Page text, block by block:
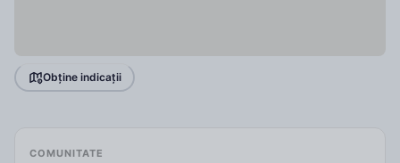
COMUNITATE
Obține indicații